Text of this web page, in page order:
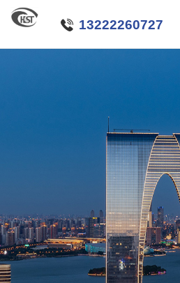
 13222260727